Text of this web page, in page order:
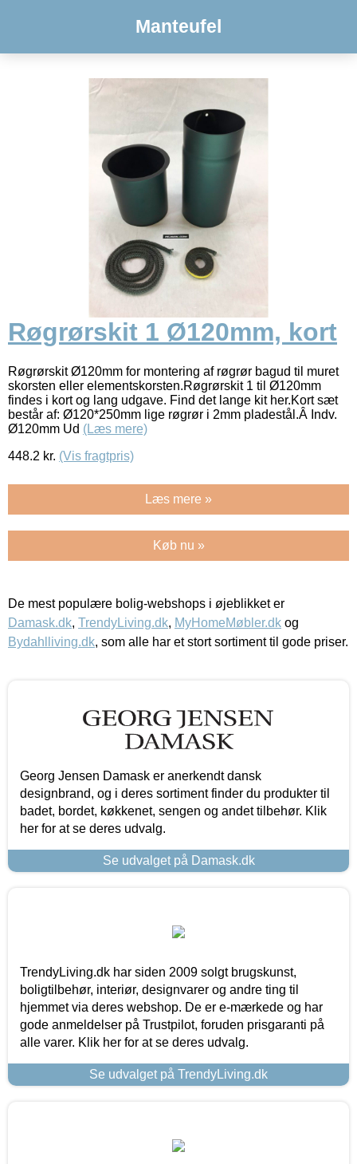
Manteufel
Røgrørskit 1 Ø120mm, kort
Røgrørskit Ø120mm for montering af røgrør bagud til muret
skorsten eller elementskorsten.Røgrørskit 1 til Ø120mm
findes i kort og lang udgave. Find det lange kit her.Kort sæt
består af: Ø120*250mm lige røgrør i 2mm pladestål.Â Indv.
Ø120mm Ud (Læs mere)
448.2 kr. (Vis fragtpris)
Læs mere »
Køb nu »
De mest populære bolig-webshops i øjeblikket er
Damask.dk, TrendyLiving.dk, MyHomeMøbler.dk og
Bydahlliving.dk, som alle har et stort sortiment til gode priser.
Georg Jensen Damask er anerkendt dansk
designbrand, og i deres sortiment finder du produkter til
badet, bordet, køkkenet, sengen og andet tilbehør. Klik
her for at se deres udvalg.
Se udvalget på Damask.dk
TrendyLiving.dk har siden 2009 solgt brugskunst,
boligtilbehør, interiør, designvarer og andre ting til
hjemmet via deres webshop. De er e-mærkede og har
gode anmeldelser på Trustpilot, foruden prisgaranti på
alle varer. Klik her for at se deres udvalg.
Se udvalget på TrendyLiving.dk